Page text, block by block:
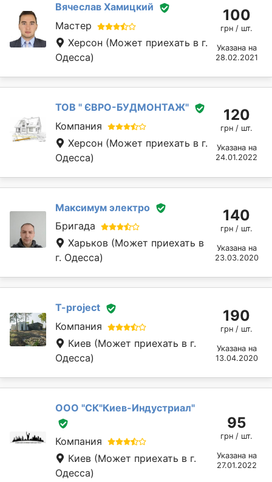
Вячеслав Хамицкий
Мастер
Херсон (Может приехать в г.
Одесса)
100
грн / шт.
Указана на
28.02.2021
ТОВ " ЄВРО-БУДМОНТАЖ"
Компания
Херсон (Может приехать в г.
Одесса)
120
грн / шт.
Указана на
24.01.2022
Максимум электро
Бригада
Харьков (Может приехать в
г. Одесса)
140
грн / шт.
Указана на
23.03.2020
T-project
Компания
Киев (Может приехать в г.
Одесса)
190
грн / шт.
Указана на
13.04.2020
ООО "СК"Киев-Индустриал"
Компания
Киев (Может приехать в г.
Одесса)
95
грн / шт.
Указана на
27.01.2022